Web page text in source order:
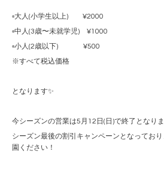
▫️大人(小学生以上) ¥2000
▫️中人(3歳〜未就学児) ¥1000
▫️小人(2歳以下) ¥500
※すべて税込価格
となります✨
今シーズンの営業は5月12日(日)で終了となりま
シーズン最後の割引キャンペーンとなってお
園ください！